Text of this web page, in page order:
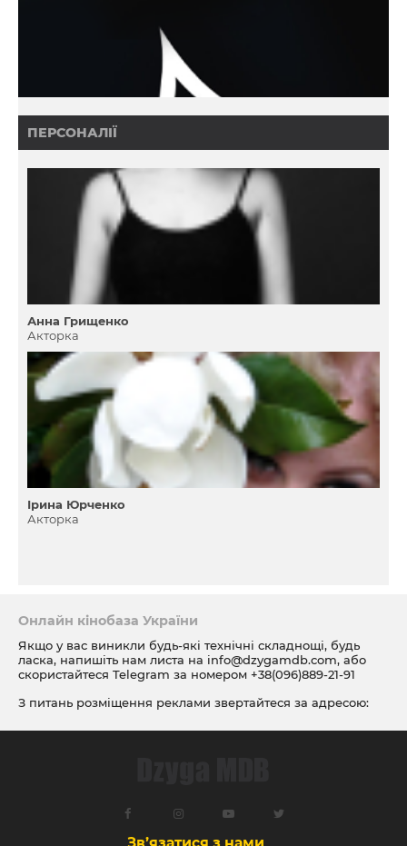
ПЕРСОНАЛІЇ
Анна Грищенко
Акторка
Ірина Юрченко
Акторка
Онлайн кінобаза України
Якщо у вас виникли будь-які технічні складнощі, будь
ласка, напишіть нам листа на info@dzygamdb.com, або
скористайтеся Telegram за номером +38(096)889-21-91
З питань розміщення реклами звертайтеся за адресою:
посиланням